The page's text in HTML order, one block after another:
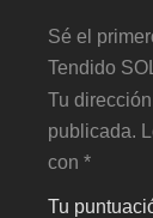
Sé el
Tendido
Tu
publicada.
con *
Tu